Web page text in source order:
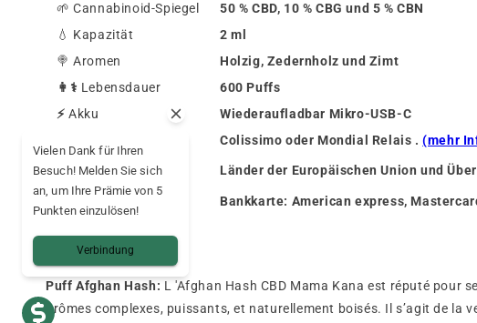
🌱 Cannabinoid-Spiegel
50 % CBD, 10 % CBG und 5 % CBN
💧 Kapazität
2 ml
🍭Aromen
Holzig, Zedernholz und Zimt
👩⚕️ Lebensdauer
600 Puffs
⚡Akku
Wiederaufladbar Mikro-USB-C
Colissimo oder Mondial Relais .(mehr
🌍 Land der Lieferung Länder der Europäischen Union und
Bankkarte: American express,
Puff Afghan Hash: L 'Afghan Hash CBD Mama Kana est réputé pour
arômes complexes, puissants, et naturellement boisés. Il s’agit de
Vielen Dank für Ihren
Besuch! Melden Sie sich
an, um Ihre Prämie von 5
Punkten einzulösen!
Verbindung